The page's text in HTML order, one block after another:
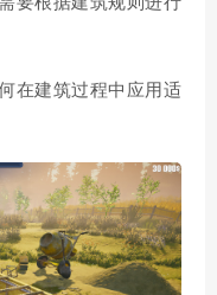
在建筑过程中应用适